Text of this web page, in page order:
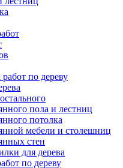
по дереву
пола и лестниц
потолка
мебели и столешниц
стен
для дерева
по дереву